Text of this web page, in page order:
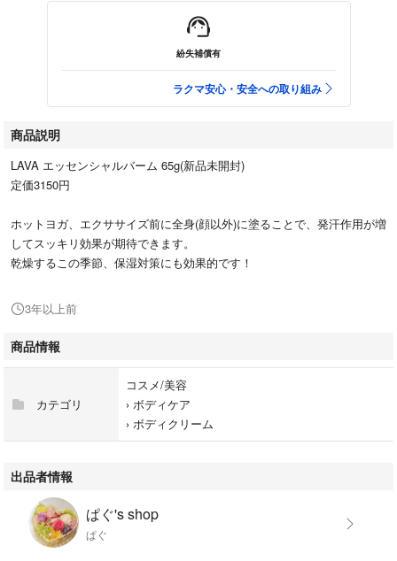
紛失補償有
ラクマ安心・安全への取り組み
商品説明
LAVA エッセンシャルバーム 65g(新品未開封)
定価3150円
ホットヨガ、エクササイズ前に全身(顔以外)に塗ることで、発汗作用が増
してスッキリ効果が期待できます。
乾燥するこの季節、保湿対策にも効果的です！
3年以上前
商品情報
カテゴリ
コスメ/美容
› ボディケア
› ボディクリーム
出品者情報
ぱぐ's shop
ぱぐ